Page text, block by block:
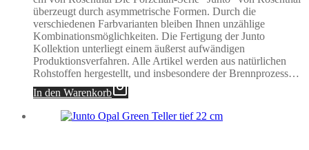
überzeugt durch asymmetrische Formen. Durch die
verschiedenen Farbvarianten bleiben Ihnen unzählige
Kombinationsmöglichkeiten. Die Fertigung der Junto
Kollektion unterliegt einem äußerst aufwändigen
Produktionsverfahren. Alle Artikel werden aus natürlichen
Rohstoffen hergestellt, und insbesondere der Brennprozess…
In den Warenkorb